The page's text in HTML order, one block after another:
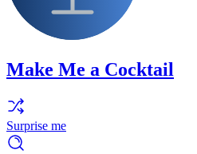
Make Me a Cocktail
Surprise me